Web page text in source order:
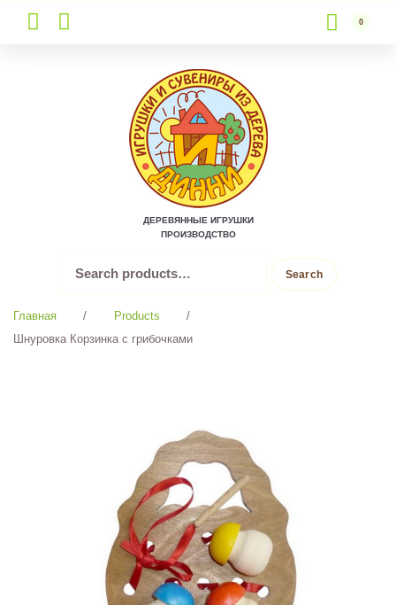
to
content
0
ДЕРЕВЯННЫЕ ИГРУШКИ
ПРОИЗВОДСТВО
for:
Search
Главная / Products
/
Шнуровка Корзинка с грибочками